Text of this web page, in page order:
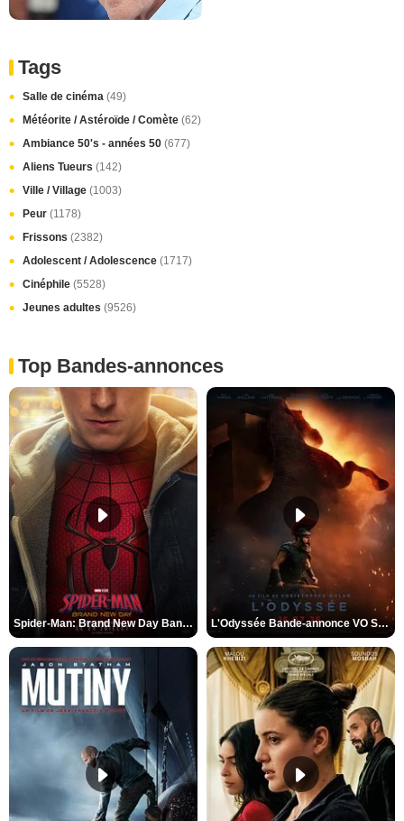
Tags
Salle de cinéma (49)
Météorite / Astéroïde / Comète (62)
Ambiance 50's - années 50 (677)
Aliens Tueurs (142)
Ville / Village (1003)
Peur (1178)
Frissons (2382)
Adolescent / Adolescence (1717)
Cinéphile (5528)
Jeunes adultes (9526)
Top Bandes-annonces
Spider-Man: Brand New Day Bande-annonce VO STFR L'Odyssée Bande-annonce VO STFR